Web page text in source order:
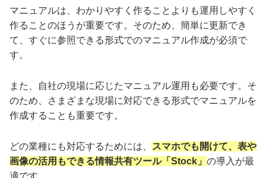
マニュアルは、わかりやすく作ることよりも運用しやすく
作ることのほうが重要です。そのため、簡単に更新でき
て、すぐに参照できる形式でのマニュアル作成が必須で
す。
また、自社の現場に応じたマニュアル運用も必要です。そ
のため、さまざまな現場に対応できる形式でマニュアルを
作成することも重要です。
どの業種にも対応するためには、
スマホでも開けて、表や
画像の活用もできる情報共有ツール「Stock」 の導入が最